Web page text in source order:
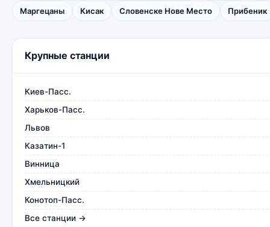
Маргецаны Кисак Словенске Нове Место Прибеник
Крупные станции
Киев-Пасс.
Харьков-Пасс.
Львов
Казатин-1
Винница
Хмельницкий
Конотоп-Пасс.
Все станции →